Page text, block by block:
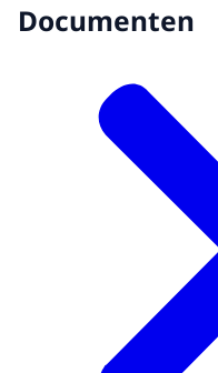
Documenten